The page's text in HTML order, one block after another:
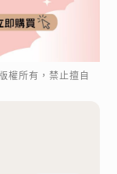
所有，禁止擅自